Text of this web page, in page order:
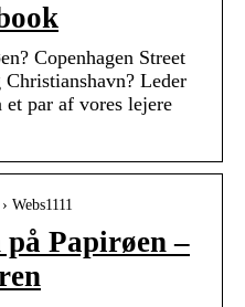
Copenhagen Street
Leder
par af vores lejere
Webs1111
Papirøen –